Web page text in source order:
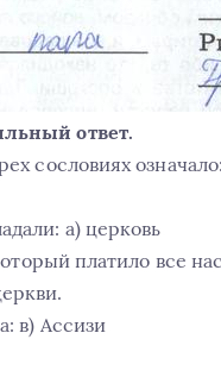
ответ.
сословиях
а) церковь
платило все
в) Ассизи